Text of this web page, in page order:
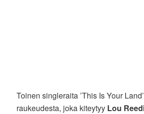
Toinen singleraita ’This Is Your
raukeudesta, joka kiteytyy Lou